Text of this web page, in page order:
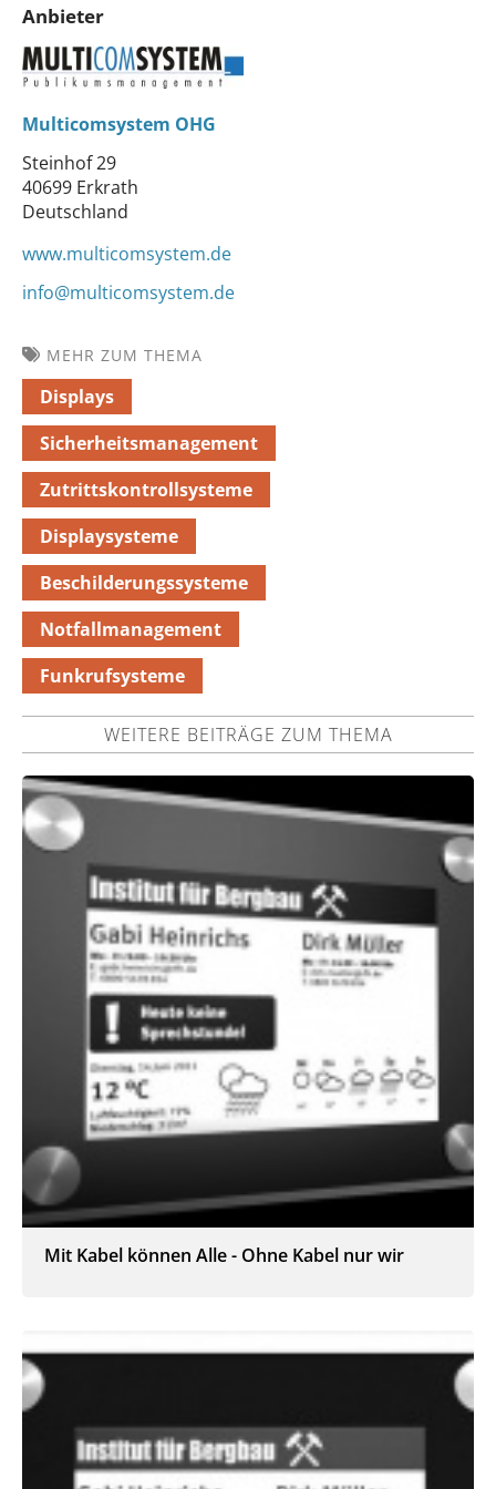
Anbieter
Multicomsystem OHG
Steinhof 29
40699 Erkrath
Deutschland
www.multicomsystem.de
info@multicomsystem.de
MEHR ZUM THEMA
Displays
Sicherheitsmanagement
Zutrittskontrollsysteme
Displaysysteme
Beschilderungssysteme
Notfallmanagement
Funkrufsysteme
WEITERE BEITRÄGE ZUM THEMA
Mit Kabel können Alle - Ohne Kabel nur wir